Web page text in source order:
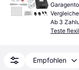
Ab 3
Teste
Empfohlen